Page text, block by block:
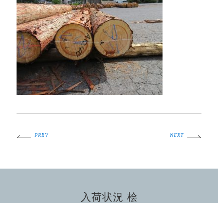
PREV NEXT
入荷状況 桧